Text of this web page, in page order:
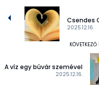
2025.12.16.
Csendes
KÖVETKEZŐ
2025.12.16.
A víz egy búvár szemével